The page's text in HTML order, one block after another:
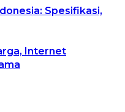
Spesifikasi,
Internet